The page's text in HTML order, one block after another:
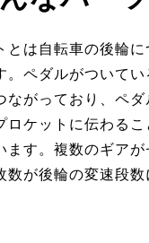
とは自転車の後輪に
。ペダルがついて
ながっており、ペ
ロケットに伝わる
ます。複数のギア
数が後輪の変速段数